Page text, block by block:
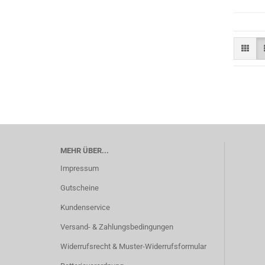
MEHR ÜBER...
Impressum
Gutscheine
Kundenservice
Versand- & Zahlungsbedingungen
Widerrufsrecht & Muster-Widerrufsformular